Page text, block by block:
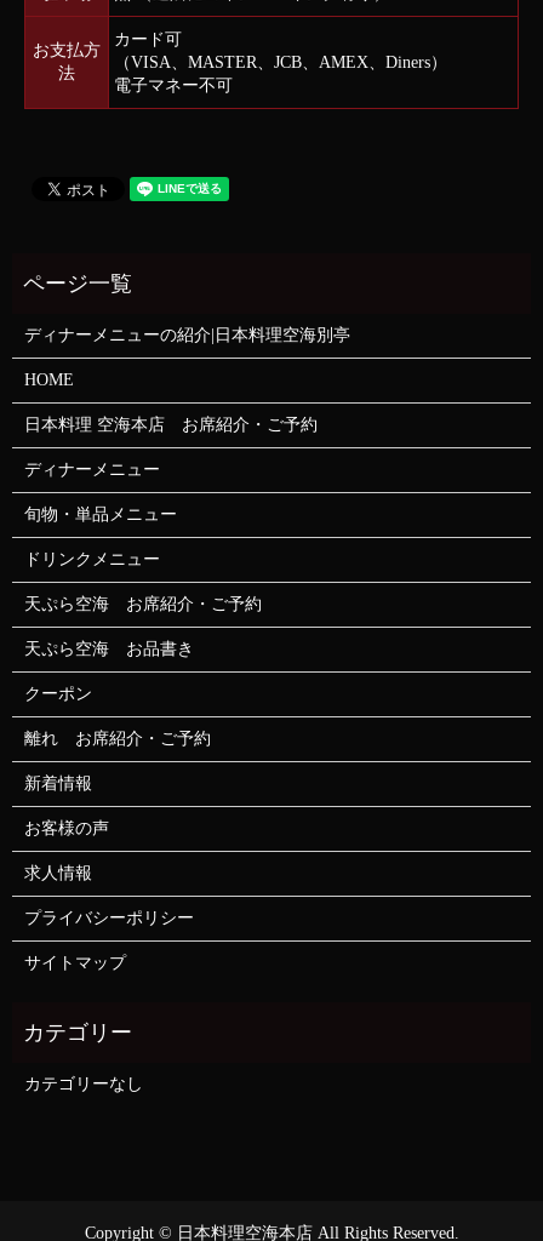
お支払方
法
カード可
（VISA、MASTER、JCB、AMEX、Diners）
電子マネー不可
ディナーメニューの紹介|日本料理空海別亭
HOME
日本料理 空海本店 お席紹介・ご予約
ディナーメニュー
旬物・単品メニュー
ドリンクメニュー
天ぷら空海 お席紹介・ご予約
天ぷら空海 お品書き
クーポン
離れ お席紹介・ご予約
新着情報
お客様の声
求人情報
プライバシーポリシー
サイトマップ
カテゴリーなし
Copyright © 日本料理空海本店 All Rights Reserved.